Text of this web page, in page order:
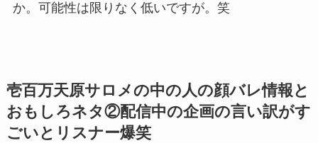
か。可能性は限りなく低いですが。笑
壱百万天原サロメの中の人の顔バレ情報と
おもしろネタ②配信中の企画の言い訳がす
ごいとリスナー爆笑